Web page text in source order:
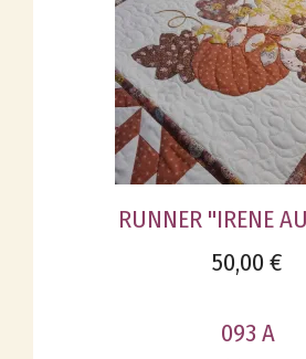
RUNNER "IRENE
50,00 €
093 A